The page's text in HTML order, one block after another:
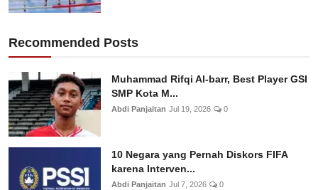
Recommended Posts
Muhammad Rifqi Al-barr, Best Player GSI
SMP Kota M...
Abdi Panjaitan Jul 19, 2026 0
10 Negara yang Pernah Diskors FIFA
karena Interven...
Abdi Panjaitan Jul 7, 2026 0